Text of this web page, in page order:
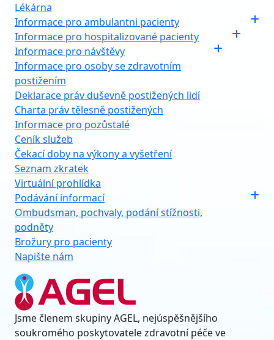
Lékárna
Informace pro ambulantni pacienty
Informace pro hospitalizované pacienty
Informace pro návštěvy
Informace pro osoby se zdravotním
postižením
Deklarace práv duševně postižených lidí
Charta práv tělesně postižených
Informace pro pozůstalé
Ceník služeb
Čekací doby na výkony a vyšetření
Seznam zkratek
Virtuální prohlídka
Podávání informací
Ombudsman, pochvaly, podání stížnosti,
podněty
Brožury pro pacienty
Napište nám
Jsme členem skupiny AGEL, nejúspěšnějšího
soukromého poskytovatele zdravotní péče ve